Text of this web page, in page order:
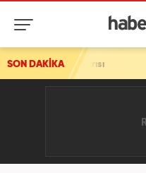
SON DAKİKA